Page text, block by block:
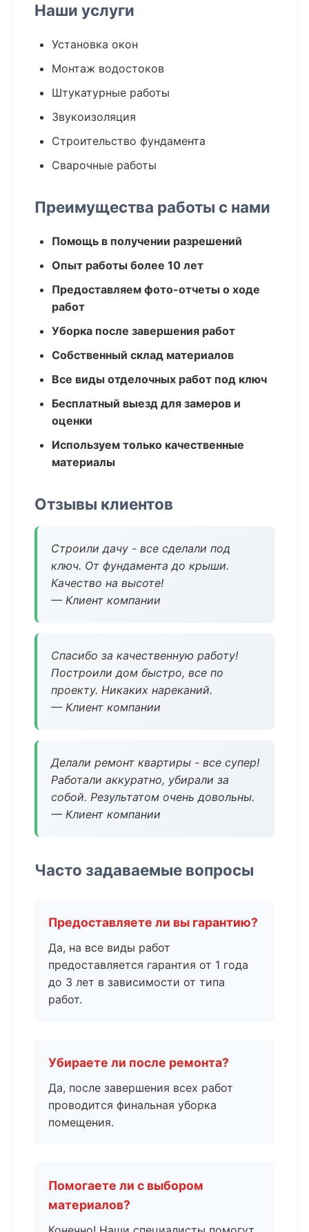
Наши услуги
Установка окон
Монтаж водостоков
Штукатурные работы
Звукоизоляция
Строительство фундамента
Сварочные работы
Преимущества работы с нами
Помощь в получении разрешений
Опыт работы более 10 лет
Предоставляем фото-отчеты о ходе
работ
Уборка после завершения работ
Собственный склад материалов
Все виды отделочных работ под ключ
Бесплатный выезд для замеров и
оценки
Используем только качественные
материалы
Отзывы клиентов
Строили дачу - все сделали под
ключ. От фундамента до крыши.
Качество на высоте!
— Клиент компании
Спасибо за качественную работу!
Построили дом быстро, все по
проекту. Никаких нареканий.
— Клиент компании
Делали ремонт квартиры - все супер!
Работали аккуратно, убирали за
собой. Результатом очень довольны.
— Клиент компании
Часто задаваемые вопросы
Предоставляете ли вы гарантию?
Да, на все виды работ
предоставляется гарантия от 1 года
до 3 лет в зависимости от типа
работ.
Убираете ли после ремонта?
Да, после завершения всех работ
проводится финальная уборка
помещения.
Помогаете ли с выбором
материалов?